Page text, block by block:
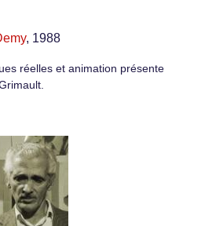
, 1988
réelles et animation présente